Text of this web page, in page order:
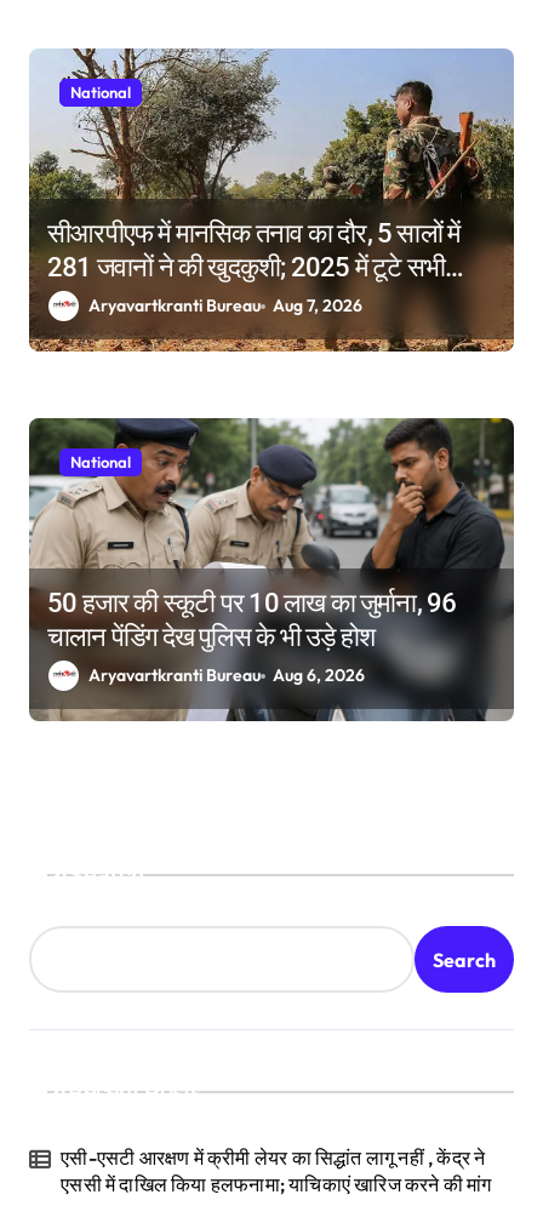
National
सीआरपीएफ में मानसिक तनाव का दौर, 5 सालों में
281 जवानों ने की खुदकुशी; 2025 में टूटे सभी
रिकॉर्डAryavartkranti Bureau Aug 7, 2026
National
50 हजार की स्कूटी पर 10 लाख का जुर्माना, 96
चालान पेंडिंग देख पुलिस के भी उड़े होश
Aryavartkranti Bureau Aug 6, 2026
Search
Search
Recent Posts
एसी-एसटी आरक्षण में क्रीमी लेयर का सिद्धांत लागू नहीं , केंद्र ने
एससी में दाखिल किया हलफनामा; याचिकाएं खारिज करने की मांग